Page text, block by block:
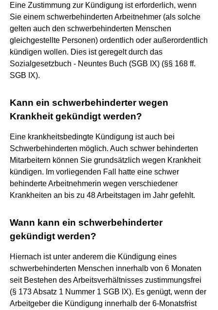
Eine Zustimmung zur Kündigung ist erforderlich, wenn
Sie einem schwerbehinderten Arbeitnehmer (als solche
gelten auch den schwerbehinderten Menschen
gleichgestellte Personen) ordentlich oder außerordentlich
kündigen wollen. Dies ist geregelt durch das
Sozialgesetzbuch - Neuntes Buch (SGB IX) (§§ 168 ff.
SGB IX).
Kann ein schwerbehinderter wegen
Krankheit gekündigt werden?
Eine krankheitsbedingte Kündigung ist auch bei
Schwerbehinderten möglich. Auch schwer behinderten
Mitarbeitern können Sie grundsätzlich wegen Krankheit
kündigen. Im vorliegenden Fall hatte eine schwer
behinderte Arbeitnehmerin wegen verschiedener
Krankheiten an bis zu 48 Arbeitstagen im Jahr gefehlt.
Wann kann ein schwerbehinderter
gekündigt werden?
Hiernach ist unter anderem die Kündigung eines
schwerbehinderten Menschen innerhalb von 6 Monaten
seit Bestehen des Arbeitsverhältnisses zustimmungsfrei
(§ 173 Absatz 1 Nummer 1 SGB IX). Es genügt, wenn der
Arbeitgeber die Kündigung innerhalb der 6‑Monatsfrist